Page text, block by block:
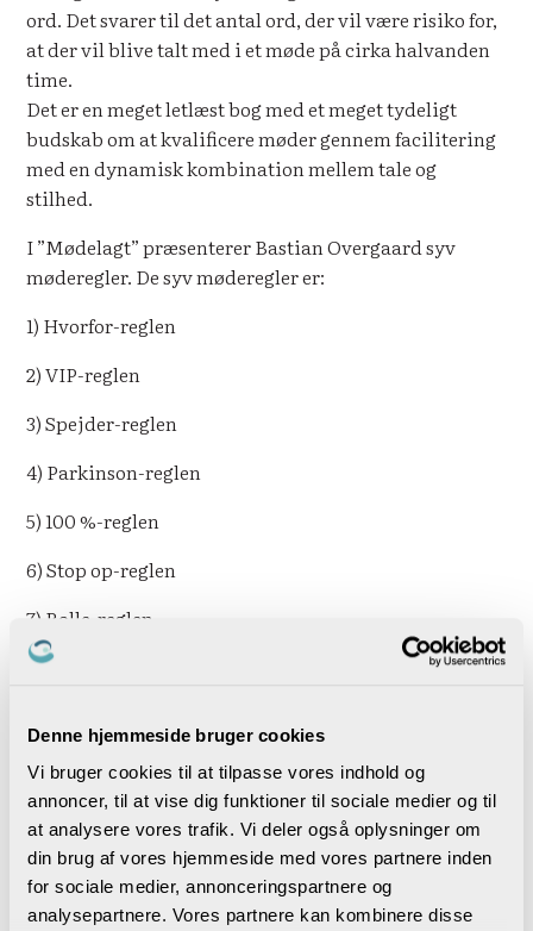
Denne hjemmeside bruger cookies
Vi bruger cookies til at tilpasse vores indhold og
annoncer, til at vise dig funktioner til sociale medier og til
at analysere vores trafik. Vi deler også oplysninger om
din brug af vores hjemmeside med vores partnere inden
for sociale medier, annonceringspartnere og
analysepartnere. Vores partnere kan kombinere disse
ord. Det svarer til det antal ord, der vil være risiko for,
at der vil blive talt med i et møde på cirka halvanden
time.
Det er en meget letlæst bog med et meget tydeligt
budskab om at kvalificere møder gennem facilitering
med en dynamisk kombination mellem tale og
stilhed.
I ”Mødelagt” præsenterer Bastian Overgaard syv
møderegler. De syv møderegler er:
1) Hvorfor-reglen
2) VIP-reglen
3) Spejder-reglen
4) Parkinson-reglen
5) 100 %-reglen
6) Stop op-reglen
7) Rolle-reglen
Med praksiseksempler gennemgås reglerne i en
ændrer man hverken mødekultur eller indgroede
at dele opmærksomhedspunkter og eventuelle nye
ideer med kolleger, ledere og andre, man holder møder
med. Og med kvalitativ og effektiv mødeafholdelse
kan man måske også slutte før den aftalte tid. Seks
minutter sparet mødetid er jo alligevel 900 sparede